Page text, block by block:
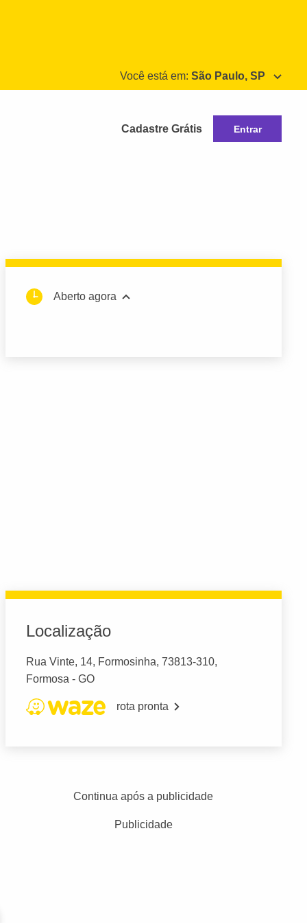
Você está em: São Paulo, SP
Cadastre Grátis Entrar
Aberto agora
Localização
Rua Vinte, 14, Formosinha, 73813-310,
Formosa - GO
rota pronta
Continua após a publicidade
Publicidade